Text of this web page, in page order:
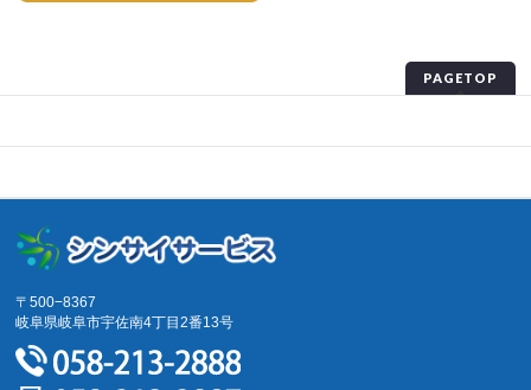
PAGETOP
〒500−8367
岐阜県岐阜市宇佐南4丁目2番13号